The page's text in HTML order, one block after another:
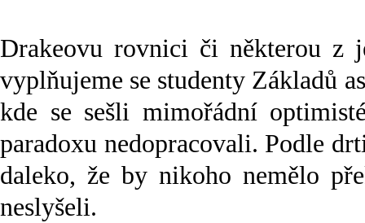
Drakeovu rovnici či některou z
vyplňujeme se studenty Základů
kde se sešli mimořádní
paradoxu nedopracovali. Podle
daleko, že by nikoho nemělo
neslyšeli.